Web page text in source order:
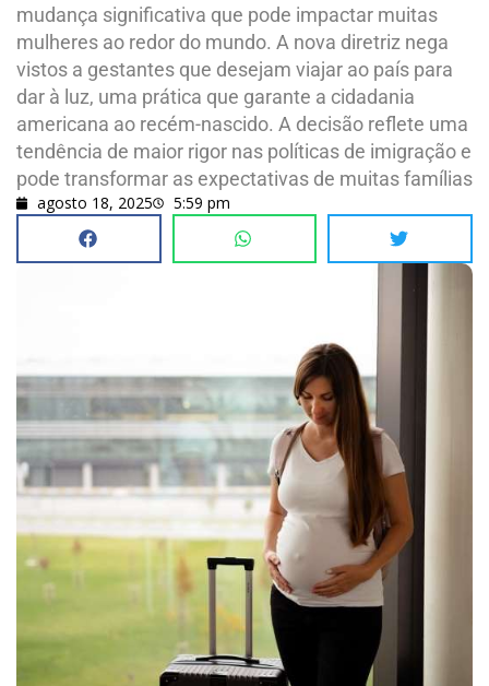
mudança significativa que pode impactar muitas
mulheres ao redor do mundo. A nova diretriz nega
vistos a gestantes que desejam viajar ao país para
dar à luz, uma prática que garante a cidadania
americana ao recém-nascido. A decisão reflete uma
tendência de maior rigor nas políticas de imigração e
pode transformar as expectativas de muitas famílias
agosto 18, 2025 5:59 pm